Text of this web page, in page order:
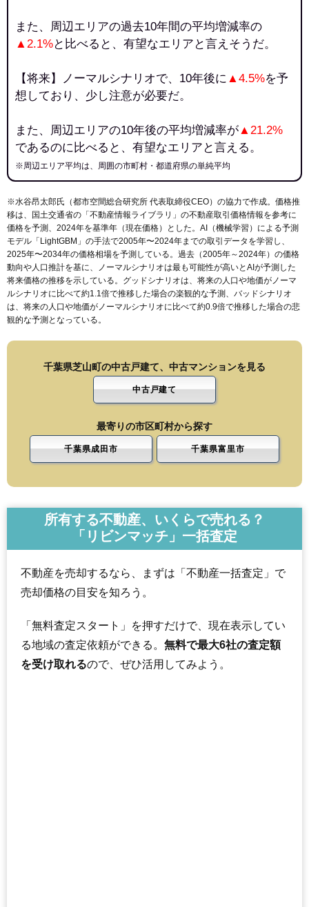
また、周辺エリアの過去10年間の平均増減率の
▲2.1%と比べると、有望なエリアと言えそうだ。
【将来】ノーマルシナリオで、10年後に ▲4.5%を予
想しており、少し注意が必要だ。
また、周辺エリアの10年後の平均増減率が▲21.2%
であるのに比べると、有望なエリアと言える。
※周辺エリア平均は、周囲の市町村・都道府県の単純平均
※水谷昂太郎氏（都市空間総合研究所 代表取締役CEO）の協力で作成。価格推
移は、国土交通省の「 不動産情報ライブラリ 」の不動産取引価格情報を参考に
価格を予測、2024年を基準年（現在価格）とした。AI（機械学習）による予測
モデル「LightGBM」の手法で2005年〜2024年までの取引データを学習し、
2025年〜2034年の価格相場を予測している。過去（2005年～2024年）の価格
動向や人口推計を基に、ノーマルシナリオは最も可能性が高いとAIが予測した
将来価格の推移を示している。グッドシナリオは、将来の人口や地価がノーマ
ルシナリオに比べて約1.1倍で推移した場合の楽観的な予測、バッドシナリオ
は、将来の人口や地価がノーマルシナリオに比べて約0.9倍で推移した場合の悲
観的な予測となっている。
千葉県芝山町の中古戸建て、中古マンションを見る
中古戸建て
最寄りの市区町村から探す
千葉県成田市 千葉県富里市
所有する不動産、いくらで売れる？
「リビンマッチ」一括査定
不動産を売却するなら、まずは「不動産一括査定」で
売却価格の目安を知ろう。
「無料査定スタート」を押すだけで、現在表示してい
る地域の査定依頼ができる。 無料で最大6社の査定額
を受け取れるので、ぜひ活用してみよう。